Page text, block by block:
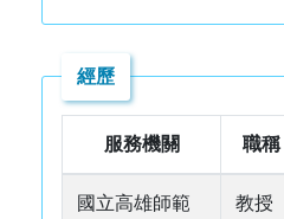
經歷
服務機關 職稱
國立高雄師範
教授